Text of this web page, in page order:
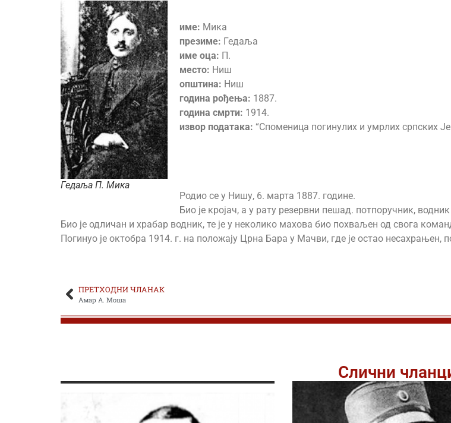
Гедаља П. Мика
име: Мика
презиме: Гедаља
име оца: П.
место: Ниш
општина: Ниш
година рођења: 1887.
година смрти: 1914.
извор података: “Споменица погинулих и умрлих српских
Родио се у Нишу, 6. марта 1887. године.
Био је кројач, а у рату резервни пешад. потпоручник,
Био је одличан и храбар водник, те је у неколико махова био похваљен од свога
Погинуо је октобра 1914. г. на положају Црна Бара у Мачви, где је остао несахрањен,
ПРЕТХОДНИ ЧЛАНАК
Амар А. Моша
Слични